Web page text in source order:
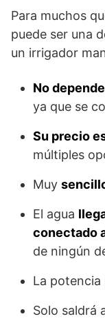
Para muchos
puede ser una
un irrigador
No
ya que se
Su precio
múltiples
Muy
El agua
conectado
de ningún
La potencia
Solo saldrá